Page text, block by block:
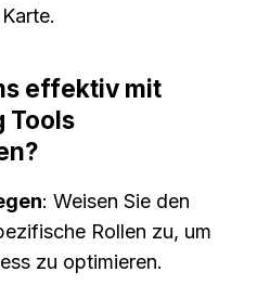
effektiv mit
Tools
: Weisen Sie den
Rollen zu, um
zu optimieren.